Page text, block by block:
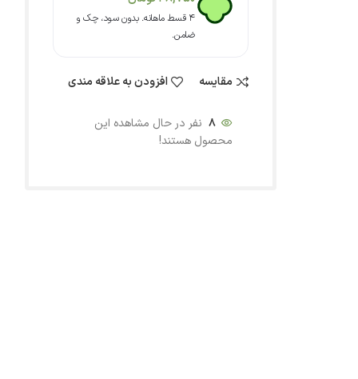
۴ قسط ماهانه. بدون سود، چک و
ضامن.
مقایسه افزودن به علاقه مندی
8 نفر در حال مشاهده این
محصول هستند!